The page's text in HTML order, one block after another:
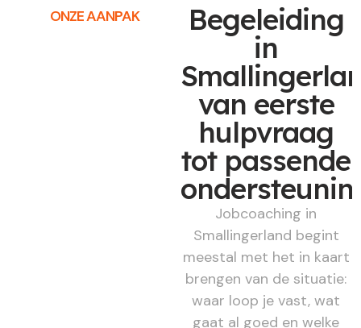
ONZE AANPAK Begeleiding
in
van eerste
hulpvraag
tot passende
Jobcoaching in
Smallingerland begint
meestal met het in kaart
brengen van de situatie:
waar loop je vast, wat
gaat al goed en welke